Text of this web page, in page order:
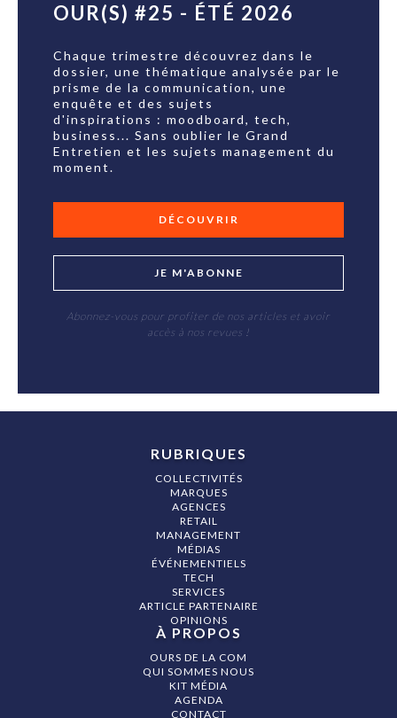
OUR(S) #25 - ÉTÉ 2026
Chaque trimestre découvrez dans le
dossier, une thématique analysée par le
prisme de la communication, une
enquête et des sujets
d'inspirations : moodboard, tech,
business... Sans oublier le Grand
Entretien et les sujets management du
moment.
DÉCOUVRIR
JE M'ABONNE
Abonnez-vous pour profiter de nos articles et avoir
accès à nos revues !
RUBRIQUES
COLLECTIVITÉS
MARQUES
AGENCES
RETAIL
MANAGEMENT
MÉDIAS
ÉVÉNEMENTIELS
TECH
SERVICES
ARTICLE PARTENAIRE
OPINIONS
À PROPOS
OURS DE LA COM
QUI SOMMES NOUS
KIT MÉDIA
AGENDA
CONTACT